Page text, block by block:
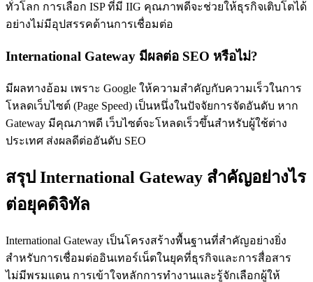
ทั่วโลก การเลือก ISP ที่มี IIG คุณภาพดีจะช่วยให้ธุรกิจเติบโตได้
อย่างไม่มีอุปสรรคด้านการเชื่อมต่อ
International Gateway มีผลต่อ SEO หรือไม่?
มีผลทางอ้อม เพราะ Google ให้ความสำคัญกับความเร็วในการ
โหลดเว็บไซต์ (Page Speed) เป็นหนึ่งในปัจจัยการจัดอันดับ หาก
Gateway มีคุณภาพดี เว็บไซต์จะโหลดเร็วขึ้นสำหรับผู้ใช้ต่าง
ประเทศ ส่งผลดีต่ออันดับ SEO
สรุป International Gateway สำคัญอย่างไร
ต่อยุคดิจิทัล
International Gateway เป็นโครงสร้างพื้นฐานที่สำคัญอย่างยิ่ง
สำหรับการเชื่อมต่ออินเทอร์เน็ตในยุคที่ธุรกิจและการสื่อสาร
ไม่มีพรมแดน การเข้าใจหลักการทำงานและรู้จักเลือกผู้ให้